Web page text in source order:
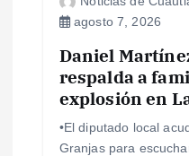
agosto 7, 2026
Daniel
respalda a
explosión en
•El diputado local
Granjas para